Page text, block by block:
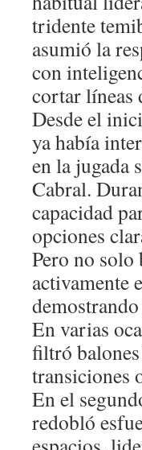
tridente
asumió la
con
cortar líneas
Desde el
ya había
en la jugada
Cabral.
capacidad
opciones
Pero no
activamente
En varias
filtró
transiciones
En el
redobló